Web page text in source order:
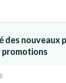
des nouveaux
promotions